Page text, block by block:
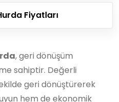
Fiyatları
, geri dönüşüm
sahiptir. Değerli
geri dönüştürerek
hem de ekonomik